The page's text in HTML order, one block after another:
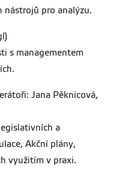
nástrojů pro analýzu.
s managementem
Jana Pěknicová,
a
Akční plány,
využitím v praxi.